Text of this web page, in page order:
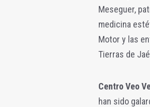
Meseguer,
medicina
Motor y las
Tierras de
Centro Veo
han sido